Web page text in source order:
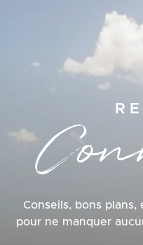
Conseils, bons plans,
pour ne manquer